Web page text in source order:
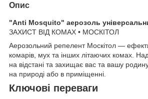
Опис
"Anti Mosquito" аерозоль
ЗАХИСТ ВІД КОМАХ • МОСКІТОЛ
Аерозольний репелент Москітол —
комарів, мух та інших літаючих комах.
на відстані та захищає вас та вашу
на природі або в приміщенні.
Ключові переваги